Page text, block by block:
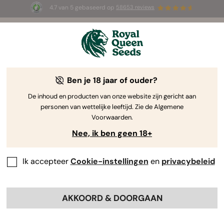
4.7 van 5 gebaseerd op 58653 reviews
☀️ Summer Sales: tot wel 50% korting
op geselecteerde producten! ⏤
Ben je 18 jaar of ouder?
De inhoud en producten van onze website zijn gericht aan
personen van wettelijke leeftijd. Zie de Algemene
Voorwaarden.
Nee, ik ben geen 18+
Ik accepteerCookie-instellingen en privacybeleid
AKKOORD & DOORGAAN